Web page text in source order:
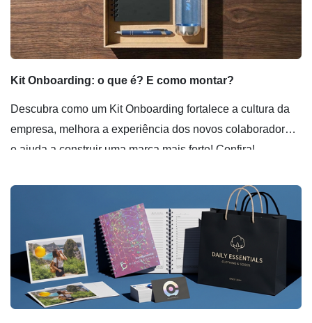
Kit Onboarding: o que é? E como montar?
Descubra como um Kit Onboarding fortalece a cultura da
empresa, melhora a experiência dos novos colaboradores
e ajuda a construir uma marca mais forte! Confira!